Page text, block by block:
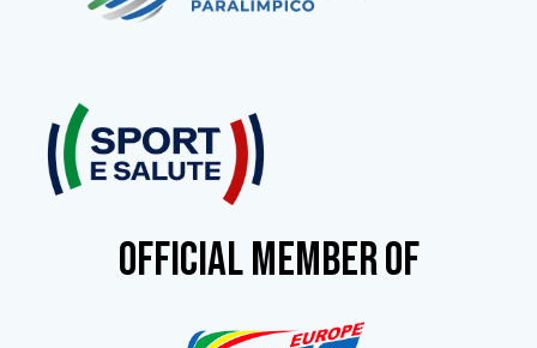
OFFICIAL MEMBER OF